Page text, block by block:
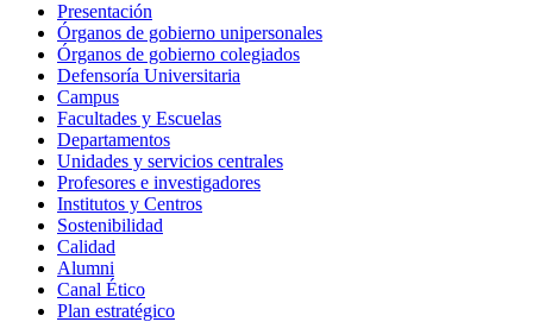
Presentación
Órganos de gobierno unipersonales
Órganos de gobierno colegiados
Defensoría Universitaria
Campus
Facultades y Escuelas
Departamentos
Unidades y servicios centrales
Profesores e investigadores
Institutos y Centros
Sostenibilidad
Calidad
Alumni
Canal Ético
Plan estratégico